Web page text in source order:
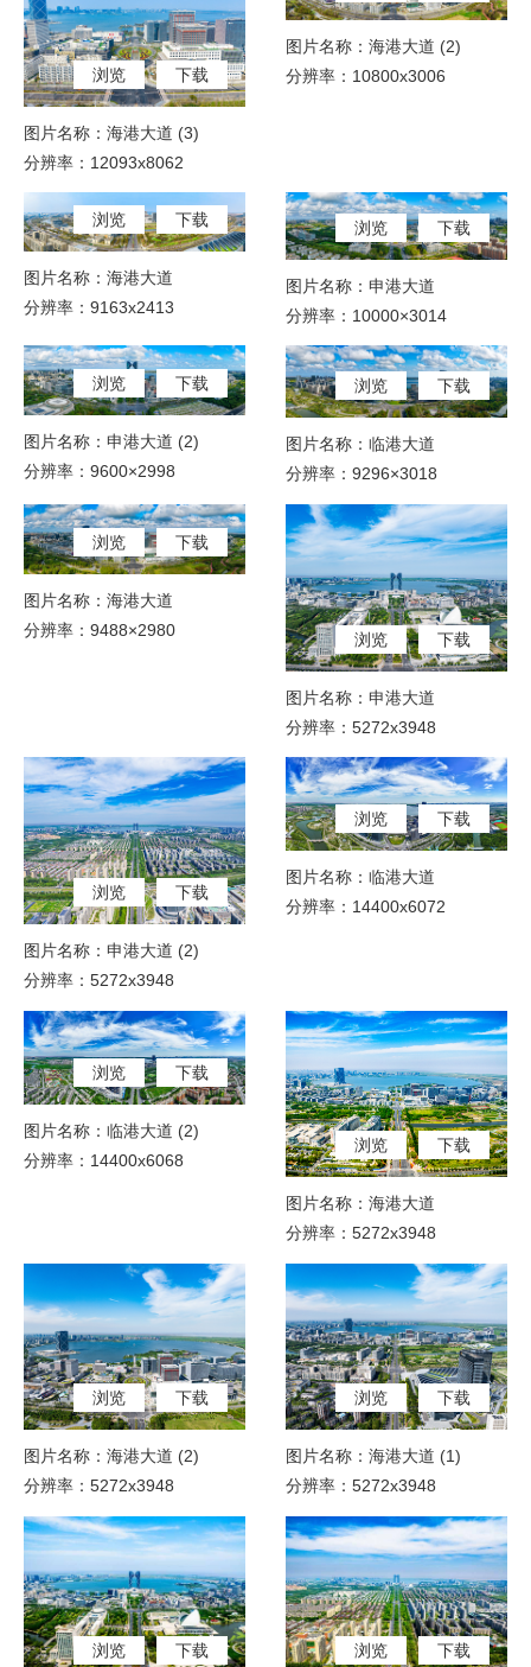
浏览 下载
图片名称：海港大道 (3)
分辨率：12093x8062
图片名称：海港大道 (2)
分辨率：10800x3006
浏览 下载
图片名称：海港大道
分辨率：9163x2413
浏览 下载
图片名称：申港大道
分辨率：10000×3014
浏览 下载
图片名称：申港大道 (2)
分辨率：9600×2998
浏览 下载
图片名称：临港大道
分辨率：9296×3018
浏览 下载
图片名称：海港大道
分辨率：9488×2980
浏览 下载
图片名称：申港大道
分辨率：5272x3948
浏览 下载
图片名称：申港大道 (2)
分辨率：5272x3948
浏览 下载
图片名称：临港大道
分辨率：14400x6072
浏览 下载
图片名称：临港大道 (2)
分辨率：14400x6068
浏览 下载
图片名称：海港大道
分辨率：5272x3948
浏览 下载
图片名称：海港大道 (2)
分辨率：5272x3948
浏览 下载
图片名称：海港大道 (1)
分辨率：5272x3948
浏览 下载 浏览 下载